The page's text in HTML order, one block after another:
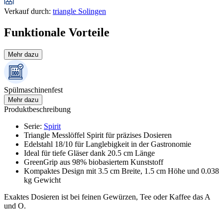
Verkauf durch: triangle Solingen
Funktionale Vorteile
Mehr dazu
Spülmaschinenfest
Mehr dazu
Produktbeschreibung
Serie: Spirit
Triangle Messlöffel Spirit für präzises Dosieren
Edelstahl 18/10 für Langlebigkeit in der Gastronomie
Ideal für tiefe Gläser dank 20.5 cm Länge
GreenGrip aus 98% biobasiertem Kunststoff
Kompaktes Design mit 3.5 cm Breite, 1.5 cm Höhe und 0.038
kg Gewicht
Exaktes Dosieren ist bei feinen Gewürzen, Tee oder Kaffee das A
und O.